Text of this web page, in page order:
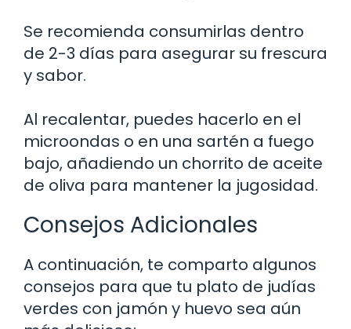
Se recomienda consumirlas dentro
de 2-3 días para asegurar su frescura
y sabor.
Al recalentar, puedes hacerlo en el
microondas o en una sartén a fuego
bajo, añadiendo un chorrito de aceite
de oliva para mantener la jugosidad.
Consejos Adicionales
A continuación, te comparto algunos
consejos para que tu plato de judías
verdes con jamón y huevo sea aún